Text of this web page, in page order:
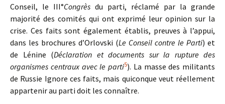
Conseil, le III°Congrès du parti, réclamé par la grande
majorité des comités qui ont exprimé leur opinion sur la
crise. Ces faits sont également établis, preuves à l’appui,
dans les brochures d’Orlovski (Le Conseil contre le Parti) et
de Lénine (Déclaration et documents sur la rupture des
organismes centraux avec le parti5). La masse des militants
de Russie Ignore ces faits, mais quiconque veut réellement
appartenir au parti doit les connaître.